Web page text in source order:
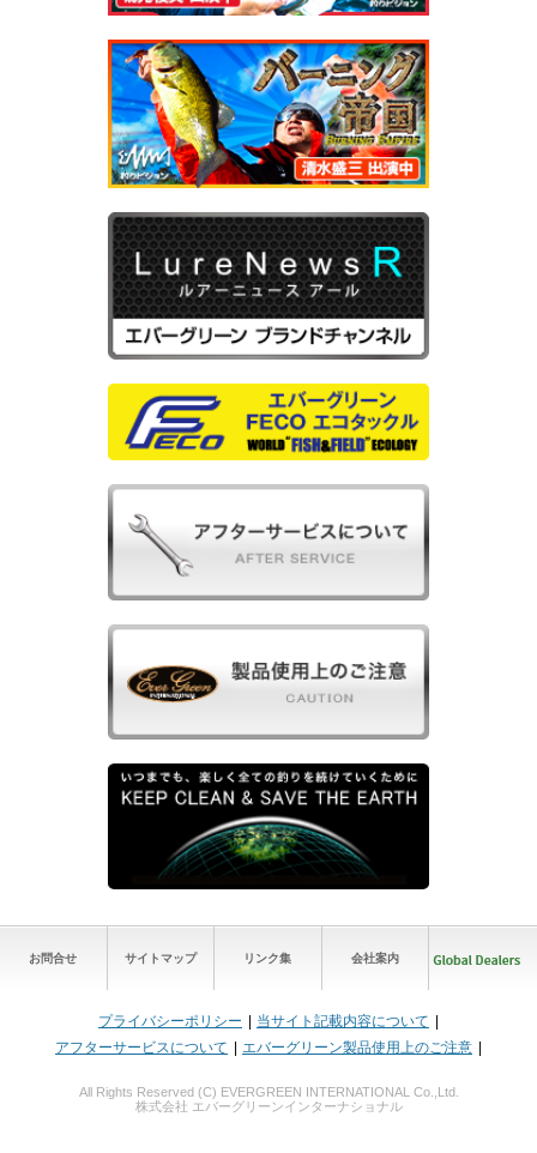
お問合せ サイトマップ リンク集 会社案内
プライバシーポリシー
当サイト記載内容について
アフターサービスについて
エバーグリーン製品使用上のご注意
All Rights Reserved (C) EVERGREEN INTERNATIONAL Co.,Ltd.
株式会社 エバーグリーンインターナショナル